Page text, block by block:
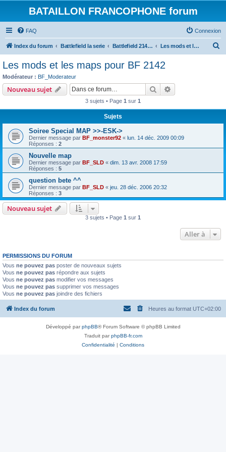
BATAILLON FRANCOPHONE forum
FAQ Connexion
Index du forum Battlefield la serie Battlefield 2142: addon et mod Les mods et les maps pour BF 2142
Les mods et les maps pour BF 2142
Modérateur : BF_Moderateur
Nouveau sujet Rechercher
3 sujets • Page 1 sur 1
Sujets
Soiree Special MAP >>-ESK->
Dernier message par BF_monster92 « lun. 14 déc. 2009 00:09
Réponses : 2
Nouvelle map
Dernier message par BF_SLD « dim. 13 avr. 2008 17:59
Réponses : 5
question bete ^^
Dernier message par BF_SLD « jeu. 28 déc. 2006 20:32
Réponses : 3
Nouveau sujet
3 sujets • Page 1 sur 1
Aller à
PERMISSIONS DU FORUM
Vous ne pouvez pas poster de nouveaux sujets
Vous ne pouvez pas répondre aux sujets
Vous ne pouvez pas modifier vos messages
Vous ne pouvez pas supprimer vos messages
Vous ne pouvez pas joindre des fichiers
Index du forum Heures au format UTC+02:00
Développé parphpBB® Forum Software © phpBB Limited
Traduit parphpBB-fr.com
Confidentialité | Conditions